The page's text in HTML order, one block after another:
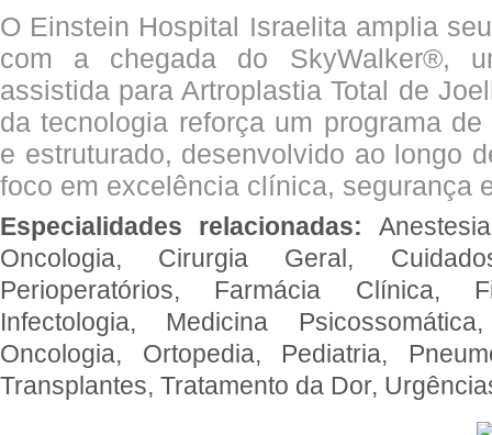
O Einstein Hospital Israelita amplia
com a chegada do SkyWalker®,
assistida para Artroplastia Total de
da tecnologia reforça um programa
e estruturado, desenvolvido ao longo
foco em excelência clínica, segurança
Especialidades relacionadas:
Oncologia, Cirurgia Geral,
Perioperatórios, Farmácia Clínica,
Infectologia, Medicina
Oncologia, Ortopedia, Pediatria,
Transplantes, Tratamento da Dor,